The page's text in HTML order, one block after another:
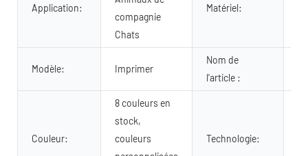
Application:
compagnie
Chats
Matériel:
Modèle: Imprimer
Nom de
l'article :
Couleur:
8 couleurs en
stock,
couleurs
Technologie: